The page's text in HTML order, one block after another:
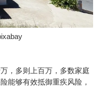
多则上百万，多数家庭
能够有效抵御重疾风险，